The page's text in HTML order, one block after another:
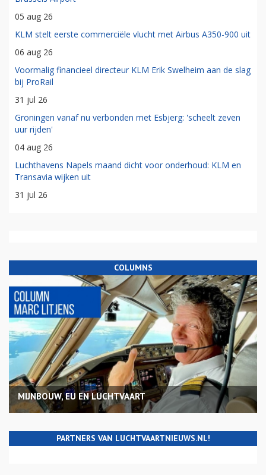
05 aug 26
KLM stelt eerste commerciële vlucht met Airbus A350-900 uit
06 aug 26
Voormalig financieel directeur KLM Erik Swelheim aan de slag
bij ProRail
31 jul 26
Groningen vanaf nu verbonden met Esbjerg: 'scheelt zeven
uur rijden'
04 aug 26
Luchthavens Napels maand dicht voor onderhoud: KLM en
Transavia wijken uit
31 jul 26
COLUMNS
MIJNBOUW, EU EN LUCHTVAART
PARTNERS VAN LUCHTVAARTNIEUWS.NL!